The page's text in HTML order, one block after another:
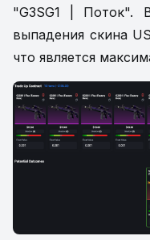
"G3SG1 | Поток".
выпадения скина
что является